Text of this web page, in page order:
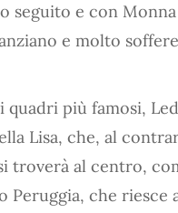
seguito e con
e molto
quadri più famosi,
Lisa, che, al
troverà al centro,
Peruggia, che